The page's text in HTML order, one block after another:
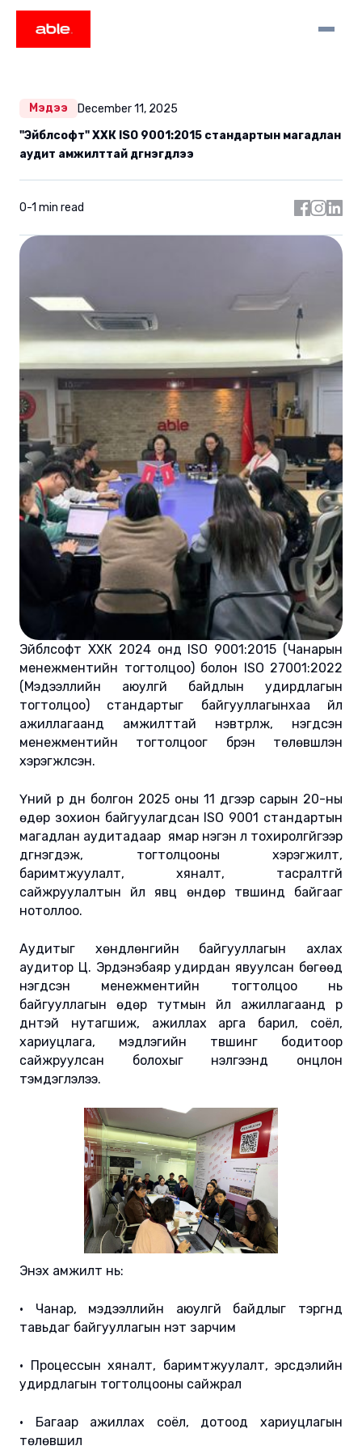
Мэдээ
December 11, 2025
"Эйблсофт" ХХК ISO 9001:2015 стандартын магадлан
аудит амжилттай дүгнэгдлээ
0-1 min read
Эйблсофт ХХК 2024 онд ISO 9001:2015 (Чанарын
менежментийн тогтолцоо) болон ISO 27001:2022
(Мэдээллийн аюулгүй байдлын удирдлагын
тогтолцоо) стандартыг байгууллагынхаа үйл
ажиллагаанд амжилттай нэвтрүүлж, нэгдсэн
менежментийн тогтолцоог бүрэн төлөвшүүлэн
хэрэгжүүлсэн.
Үүний үр дүн болгон 2025 оны 11 дүгээр сарын 20-ны
өдөр зохион байгуулагдсан ISO 9001 стандартын
магадлан аудитадаар ямар нэгэн үл тохиролгүйгээр
дүгнэгдэж, тогтолцооны хэрэгжилт,
баримтжуулалт, хяналт, тасралтгүй
сайжруулалтын үйл явц өндөр түвшинд байгааг
нотоллоо.
Аудитыг хөндлөнгийн байгууллагын ахлах
аудитор Ц. Эрдэнэбаяр удирдан явуулсан бөгөөд
нэгдсэн менежментийн тогтолцоо нь
байгууллагын өдөр тутмын үйл ажиллагаанд үр
дүнтэй нутагшиж, ажиллах арга барил, соёл,
хариуцлага, мэдлэгийн түвшинг бодитоор
сайжруулсан болохыг үнэлгээнд онцлон
тэмдэглэлээ.
Энэхүү амжилт нь:
• Чанар, мэдээллийн аюулгүй байдлыг тэргүүнд
тавьдаг байгууллагын үнэт зарчим
• Процессын хяналт, баримтжуулалт, эрсдэлийн
удирдлагын тогтолцооны сайжрал
• Багаар ажиллах соёл, дотоод хариуцлагын
төлөвшил